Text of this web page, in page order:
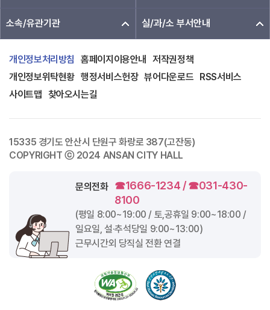
소속/유관기관 실/과/소 부서안내
개인정보처리방침 홈페이지이용안내
저작권정책
개인정보위탁현황 행정서비스헌장 뷰어다운로드 RSS서비스
사이트맵 찾아오시는길
15335 경기도 안산시 단원구 화랑로 387(고잔동)
COPYRIGHT ⓒ 2024 ANSAN CITY HALL
문의전화
☎1666-1234 / ☎031-430-
8100
(평일 8:00~19:00 / 토,공휴일 9:00~18:00 /
일요일, 설·추석당일 9:00~13:00)
근무시간외 당직실 전환 연결